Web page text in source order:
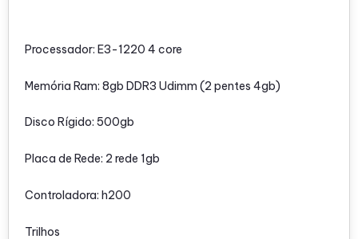
Processador: E3-1220 4 core
Memória Ram: 8gb DDR3 Udimm (2 pentes 4gb)
Disco Rígido: 500gb
Placa de Rede: 2 rede 1gb
Controladora: h200
Trilhos